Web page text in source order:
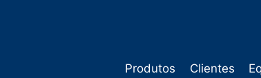
Produtos Clientes